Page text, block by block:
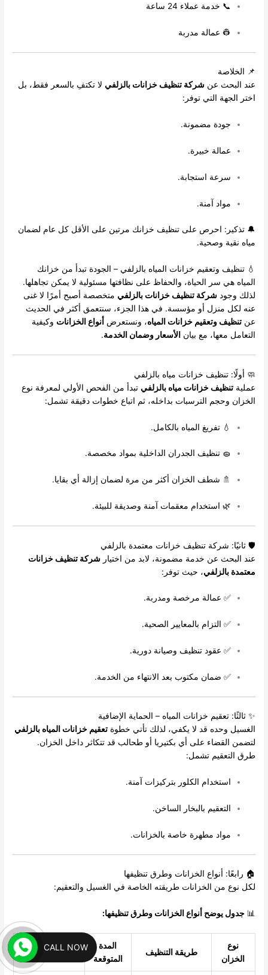
📞 خدمة عملاء 24 ساعة
👷 عمالة مدربة
📌 الخلاصة
عند البحث عنشركة تنظيف خزانات بالزلفي لا تكتفِ بالسعر فقط، بل
اختر الجهة التي توفر:
جودة مضمونة.
عمالة خبيرة.
سرعة استجابة.
مواد آمنة.
🔔 تذكير: احرص على تنظيف خزانك مرتين على الأقل كل عام لضمان
مياه نقية وصحية.
💧 تنظيف وتعقيم خزانات المياه بالزلفي – الجودة تبدأ من خزانك
المياه هي سر الحياة، والحفاظ على نظافتها مسئولية لا يمكن تجاهلها.
لذلك وجودشركة تنظيف خزانات بالزلفي متخصصة أصبح أمرًا لا غنى
عنه لكل منزل أو مؤسسة. في هذا الجزء، سنتعمق أكثر في الحديث
عنتنظيف وتعقيم خزانات المياه، ونستعرض أنواع الخزانات وكيفية
التعامل معها، مع بيان الأسعار وضمان الخدمة.
🧼 أولًا: تنظيف خزانات مياه بالزلفي
عمليةتنظيف خزانات مياه بالزلفي تبدأ من الفحص الأولي لمعرفة نوع
الخزان وحجم الترسبات بداخله، ثم اتباع خطوات دقيقة تشمل:
💧 تفريغ المياه بالكامل.
🧽 تنظيف الجدران الداخلية بمواد مخصصة.
🚿 شطف الخزان أكثر من مرة لضمان إزالة أي بقايا.
🌿 استخدام معقمات آمنة وصديقة للبيئة.
🛡️ ثانيًا: شركة تنظيف خزانات معتمدة بالزلفي
عند البحث عن خدمة مضمونة، لابد من اختيارشركة تنظيف خزانات
معتمدة بالزلفي، حيث توفر:
✅ عمالة مرخصة ومدربة.
✅ التزام بالمعايير الصحية.
✅ عقود تنظيف وصيانة دورية.
✅ ضمان مكتوب بعد الانتهاء من الخدمة.
✨ ثالثًا: تعقيم خزانات المياه – الحماية الإضافية
الغسيل وحده قد لا يكفي، لذلك تأتي خطوةتعقيم خزانات المياه بالزلفي
لتضمن القضاء على أي بكتيريا أو طحالب قد تتكاثر داخل الخزان.
طرق التعقيم تشمل:
استخدام الكلور بتركيزات آمنة.
التعقيم بالبخار الساخن.
مواد مطهرة خاصة بالخزانات.
🏠 رابعًا: أنواع الخزانات وطرق تنظيفها
لكل نوع من الخزانات طريقته الخاصة في الغسيل والتعقيم:
📊جدول يوضح أنواع الخزانات وطرق تنظيفها:
نوع
الخزان
طريقة التنظيف
المدة
المتوقعة
الملاحظات
CALL NOW